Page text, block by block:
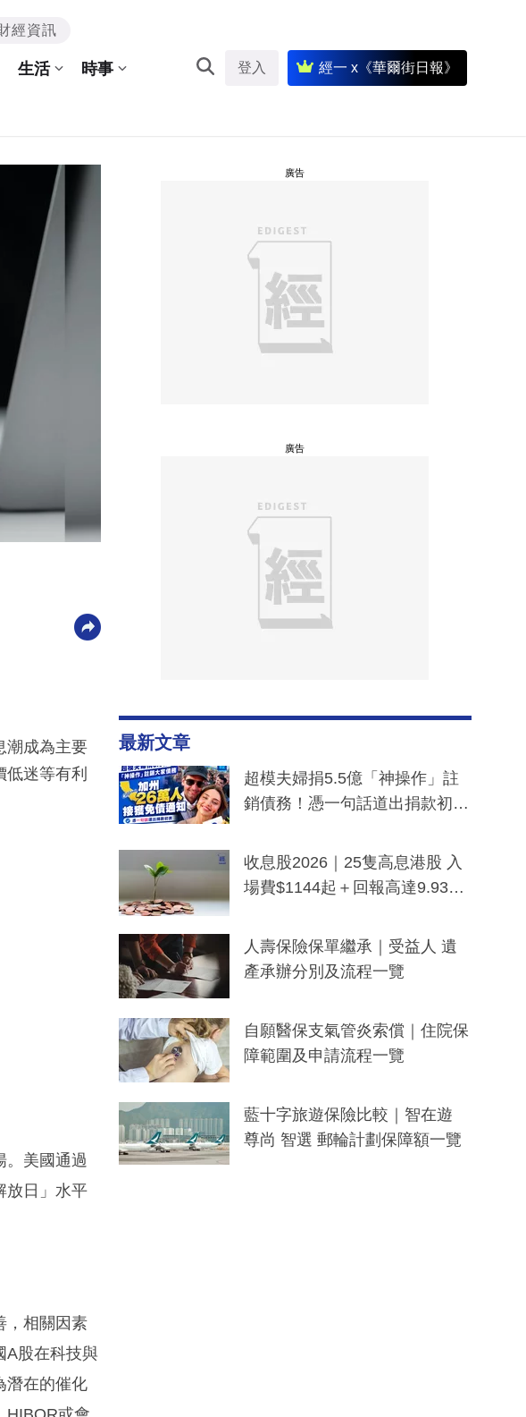
經資訊
生活 時事 登入 經一 x《華爾街日報》
潮成為主要
迷等有利
。美國通過
放日」水平
，相關因素
A股在科技與
潛在的催化
廣告
廣告
最新文章
超模夫婦捐5.5億「神操作」註
銷債務！憑一句話道出捐款初
一度被誤當詐騙手段
收息股2026｜25隻高息港股 入
場費$1144起＋回報高達9.93
人壽保險保單繼承｜受益人 遺
產承辦分別及流程一覽
自願醫保支氣管炎索償｜住院保
障範圍及申請流程一覽
藍十字旅遊保險比較｜智在遊
尊尚 智選 郵輪計劃保障額一覽